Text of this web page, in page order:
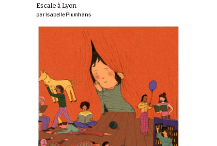
Escale à Lyon
parIsabelle Plumhans